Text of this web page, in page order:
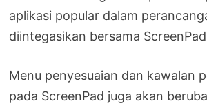
aplikasi popular dalam
diintegasikan bersama
Menu penyesuaian dan kawalan
pada ScreenPad juga akan